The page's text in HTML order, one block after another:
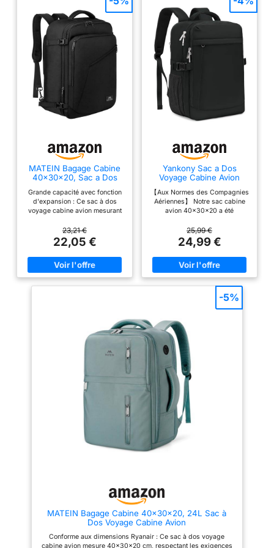
MATEIN Bagage Cabine
40x30x20, Sac a Dos
avec Ryanair
Grande capacité avec fonction
d'expansion : Ce sac à dos
voyage cabine avion mesurant
fonction d'expansion, offrant
ainsi une capacité allant jusqu'à
30L. Sac a Dos 30L permet
d'emporter facilement toutes
vos affaires essentielles. En tant
bagage cabine 40x30x20 cm,
bien d'autres. Parfait pour des
trajets longs, moyens ou courts,
il répond à tous vos besoins de
voyage Facile à transporter : Ce
sac à dos voyage cabine avion
le haut et le côté sont dotés
d'une poignée de transport pour
vous aider à retirer facilement
pour retirer les bretelles
rembourrées cachées afin de
transformer d'un bagage a main
bagages cabine pour plus de
poches avec organisation
intelligente : Ce sac cabine
poches, incluant de grands
23,21 €
22,05 €
Yankony Sac a Dos
Voyage Cabine Avion
Bagages Cabine
【Aux Normes des Compagnies
Aériennes】 Notre sac cabine
avion 40x30x20 a été
mesurer 40x30x20cm lorsqu'il
est rempli et a une capacité de
24 litres,ce bagage répond aux
exigences de taille d'Ryanair
pour les bagages à main
40x30x20cm.Compact pour le
compartiment aérien,compatible
EasyJet,Transavia,Vueling,Wizz
Air,Lufthansa,etc.(Il s'agit de la
taille après remplissage, il y a
une erreur de 2 à 3 cm dans les
mesures manuelles.)
【Compartiment
Multifonctionnel】 Le sac
voyage cabine dispose d'une
poche humide pour les articles
de toilette, d'une poche frontale
pour les documents et les
livres, d'une poche latérale pour
les gobelets,d'une poche
arrière antivol et d'une poche
séparée pour l'ordinateur
portable de 14 pouces,de
Robuste】Le sac a dos cabine
est conçu avec des trous
d'écouter votre musique
25,99 €
24,99 €
MATEIN Bagage Cabine 40x30x20, 24L Sac à
Dos Voyage Cabine Avion
Conforme aux dimensions Ryanair : Ce sac à dos voyage
cabine avion mesure 40×30×20 cm, respectant les exigences
-5%